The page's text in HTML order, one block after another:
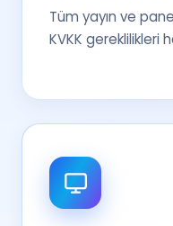
Tüm yayın ve
KVKK gereklilikleri